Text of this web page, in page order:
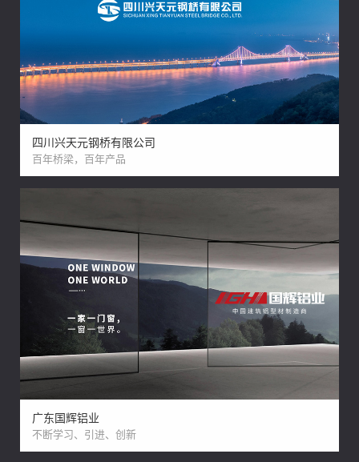
四川兴天元钢桥有限公司
百年桥梁，百年产品
广东国辉铝业
不断学习、引进、创新